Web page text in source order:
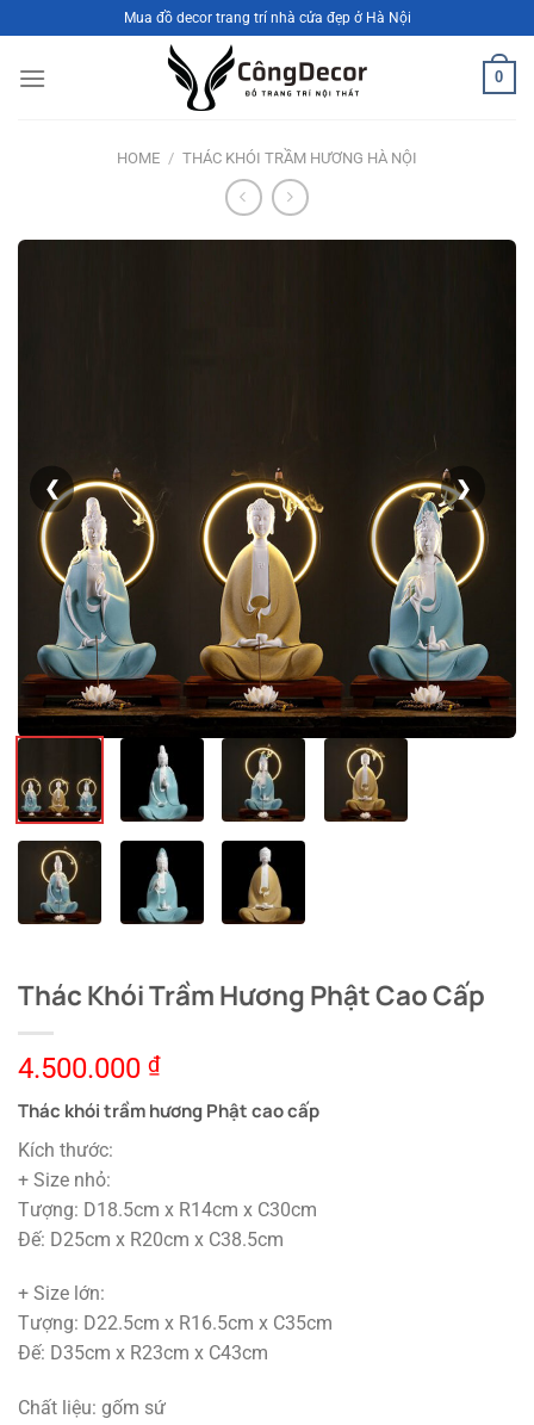
qua
nội
Mua đồ decor trang trí nhà cửa đẹp ở Hà Nội
0
HOME / THÁC KHÓI TRẦM HƯƠNG HÀ NỘI
❮ ❯
Thác Khói Trầm Hương Phật Cao Cấp
4.500.000 ₫
Thác khói trầm hương Phật cao cấp
Kích thước:
+ Size nhỏ:
Tượng: D18.5cm x R14cm x C30cm
Đế: D25cm x R20cm x C38.5cm
+ Size lớn:
Tượng: D22.5cm x R16.5cm x C35cm
Đế: D35cm x R23cm x C43cm
Chất liệu: gốm sứ